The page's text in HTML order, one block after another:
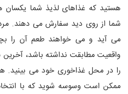
هستید که غذاهای لذیذ شما یکسان
شما از روی دید سفارش می دهند.
می آید و می خواهند طعم آن را
واقعیت مطابقت نداشته باشد،
را در محل غذاخوری خود می بینید.
ممکن است وسوسه شوید که با